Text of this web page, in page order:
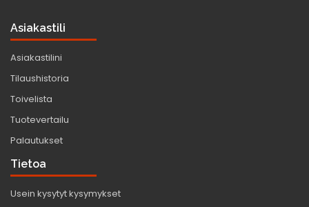
Asiakastili
Asiakastilini
Tilaushistoria
Toivelista
Tuotevertailu
Palautukset
Tietoa
Usein kysytyt kysymykset